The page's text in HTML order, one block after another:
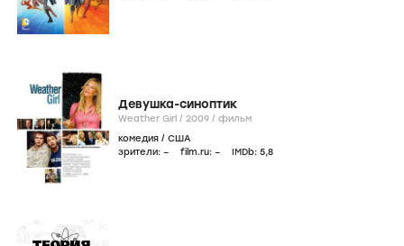
Девушка-синоптик
Weather Girl / 2009 / фильм
комедия / США
зрители: – film.ru: – IMDb: 5,8